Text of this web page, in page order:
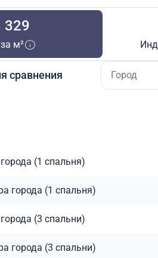
329
м²
сравнения
(1 спальня)
города (1 спальня)
(3 спальни)
города (3 спальни)